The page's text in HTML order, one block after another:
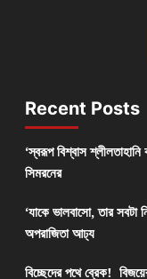
Recent Posts
‘স্বরূপ বিশ্বাস শ্লীলতাহানি
সিমরনের
‘যাকে ভালবাসো, তার
অপরাজিতা আঢ্য
বিচ্ছেদের পথে ব্রেক!